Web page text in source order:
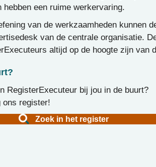
hebben een ruime werkervaring.
van de werkzaamheden kunnen
van de centrale organisatie.
altijd op de hoogte zijn van
RegisterExecuteur bij jou in de buurt?
ons register!
Zoek in het register